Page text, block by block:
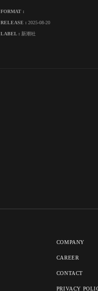
FORMAT :
RELEASE : 2025-08-20
LABEL : 新潮社
COMPANY
CAREER
CONTACT
PRIVACY